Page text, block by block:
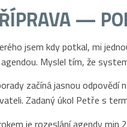
—
jsem kdy potkal, mi
agendou. Myslel tím, že
začíná jasnou
Zadaný úkol Petře s
je rozeslání agendy